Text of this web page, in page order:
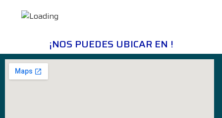
¡NOS PUEDES UBICAR EN !